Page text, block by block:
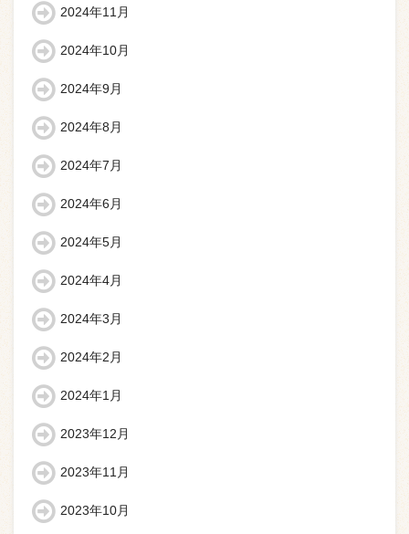
2024年11月
2024年10月
2024年9月
2024年8月
2024年7月
2024年6月
2024年5月
2024年4月
2024年3月
2024年2月
2024年1月
2023年12月
2023年11月
2023年10月